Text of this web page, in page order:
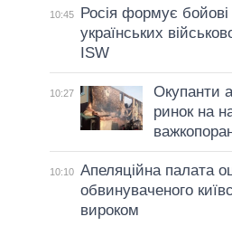
10:45
Росія формує бойові
українських
ISW
10:27
Окупанти
ринок на
10:10 Апеляційна палата
обвинуваченого
вироком